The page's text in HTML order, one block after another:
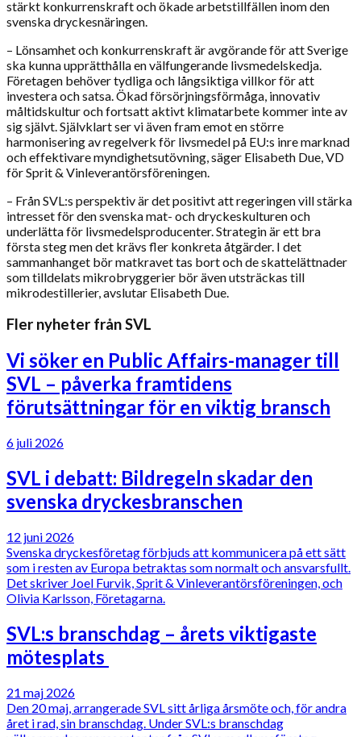
stärkt konkurrenskraft och ökade arbetstillfällen inom den
svenska dryckesnäringen.
– Lönsamhet och konkurrenskraft är avgörande för att Sverige
ska kunna upprätthålla en välfungerande livsmedelskedja.
Företagen behöver tydliga och långsiktiga villkor för att
investera och satsa. Ökad försörjningsförmåga, innovativ
måltidskultur och fortsatt aktivt klimatarbete kommer inte av
sig självt. Självklart ser vi även fram emot en större
harmonisering av regelverk för livsmedel på EU:s inre marknad
och effektivare myndighetsutövning, säger Elisabeth Due, VD
för Sprit & Vinleverantörsföreningen.
– Från SVL:s perspektiv är det positivt att regeringen vill stärka
intresset för den svenska mat- och dryckeskulturen och
underlätta för livsmedelsproducenter. Strategin är ett bra
första steg men det krävs fler konkreta åtgärder. I det
sammanhanget bör matkravet tas bort och de skattelättnader
som tilldelats mikrobryggerier bör även utsträckas till
mikrodestillerier, avslutar Elisabeth Due.
Fler nyheter från SVL
Vi söker en Public Affairs-manager till
SVL – påverka framtidens
förutsättningar för en viktig bransch
6 juli 2026
SVL i debatt: Bildregeln skadar den
svenska dryckesbranschen
12 juni 2026
Svenska dryckesföretag förbjuds att kommunicera på ett sätt
som i resten av Europa betraktas som normalt och ansvarsfullt.
Det skriver Joel Furvik, Sprit & Vinleverantörsföreningen, och
Olivia Karlsson, Företagarna.
SVL:s branschdag – årets viktigaste
mötesplats
21 maj 2026
Den 20 maj, arrangerade SVL sitt årliga årsmöte och, för andra
året i rad, sin branschdag. Under SVL:s branschdag